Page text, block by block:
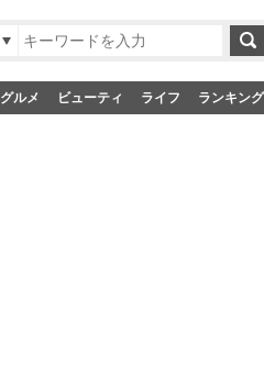
グルメ ビューティ ライフ ランキング